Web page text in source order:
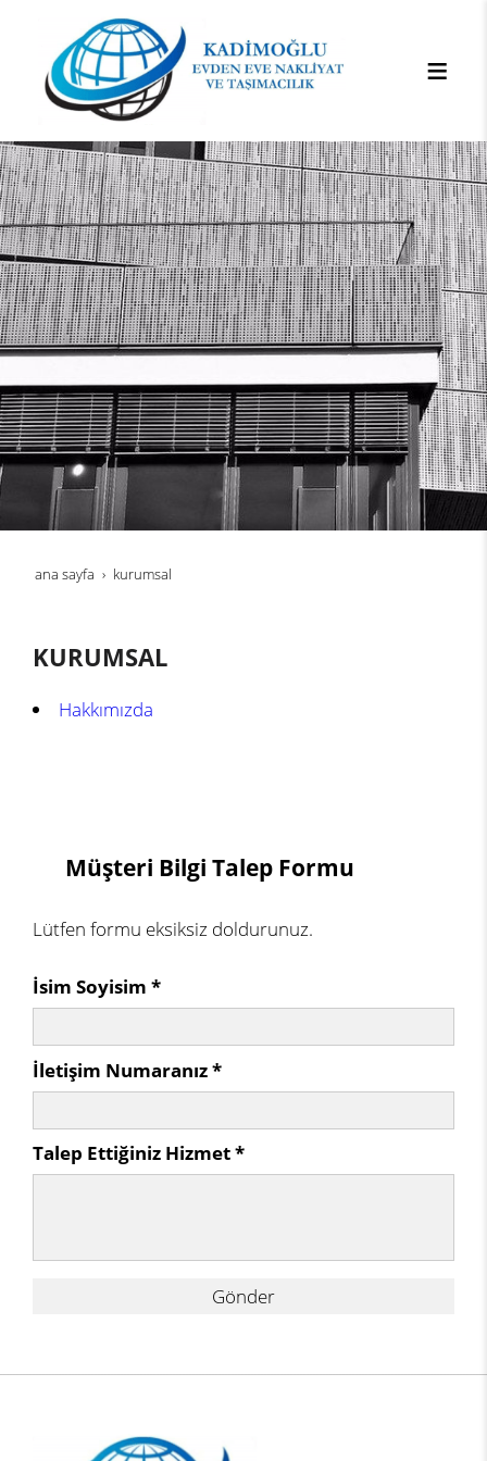
ana sayfa kurumsal
KURUMSAL
Hakkımızda
Müşteri Bilgi Talep Formu
Lütfen formu eksiksiz doldurunuz.
İsim Soyisim *
İletişim Numaranız *
Talep Ettiğiniz Hizmet *
Gönder